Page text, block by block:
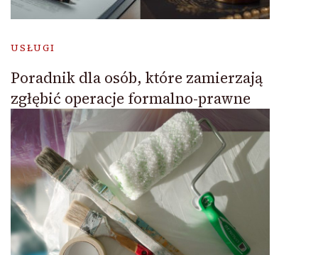
USŁUGI
Poradnik dla osób, które zamierzają
zgłębić operacje formalno-prawne